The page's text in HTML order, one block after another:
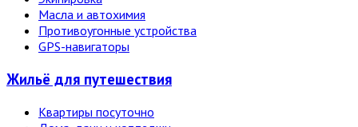
Масла и автохимия
Противоугонные устройства
GPS-навигаторы
Жильё для путешествия
Квартиры посуточно